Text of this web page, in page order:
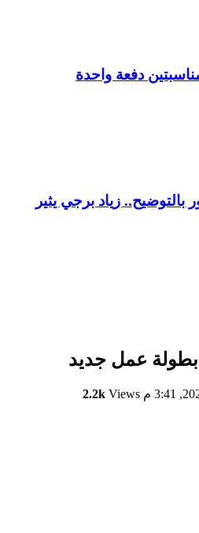
دفعة واحدة
زياد برجي يثير
عمل جديد
2.2k Views